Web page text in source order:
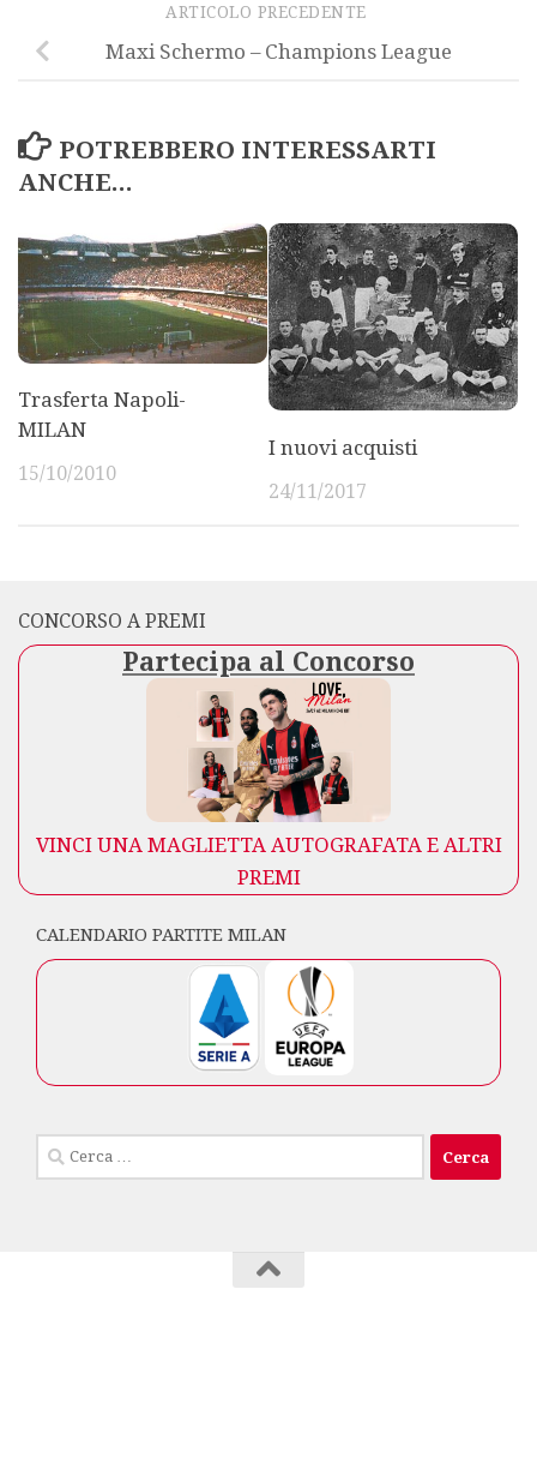
ARTICOLO PRECEDENTE
Maxi Schermo – Champions League
POTREBBERO INTERESSARTI
ANCHE...
Trasferta Napoli-
MILAN
15/10/2010
I nuovi acquisti
24/11/2017
CONCORSO A PREMI
Partecipa al Concorso
VINCI UNA MAGLIETTA AUTOGRAFATA E ALTRI
PREMI
CALENDARIO PARTITE MILAN
Ricerca
per: